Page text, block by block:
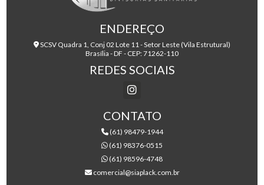
ENDEREÇO
SCSV Quadra 1, Conj 02 Lote 11 - Setor Leste (Vila Estrutural)
Brasília - DF - CEP: 71262-110
REDES SOCIAIS
CONTATO
(61) 98479-1944
(61) 98376-0515
(61) 98596-4748
comercial@siaplack.com.br